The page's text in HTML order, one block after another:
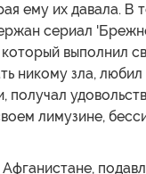
ему их давала. В
сериал
выполнил
никому зла,
получал
лимузине,